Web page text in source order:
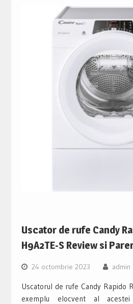
Uscator de rufe Candy
H9A2TE-S Review si
24 octombrie 2023 admin
Uscatorul de rufe Candy Rapido
exemplu elocvent al acestei